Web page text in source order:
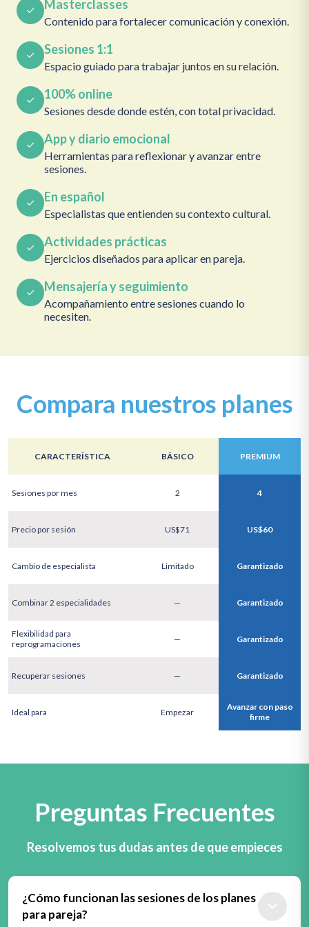
Masterclasses
Contenido para fortalecer comunicación y conexión.
Sesiones 1:1
Espacio guiado para trabajar juntos en su relación.
100% online
Sesiones desde donde estén, con total privacidad.
App y diario emocional
Herramientas para reflexionar y avanzar entre
sesiones.
En español
Especialistas que entienden su contexto cultural.
Actividades prácticas
Ejercicios diseñados para aplicar en pareja.
Mensajería y seguimiento
Acompañamiento entre sesiones cuando lo
necesiten.
Compara nuestros planes
CARACTERÍSTICA BÁSICO PREMIUM
Sesiones por mes 2 4
Precio por sesión US$71 US$60
Cambio de especialista Limitado Garantizado
Combinar 2 especialidades — Garantizado
Flexibilidad para
reprogramaciones
— Garantizado
Recuperar sesiones — Garantizado
Ideal para Empezar
Avanzar con paso
firme
Preguntas Frecuentes
Resolvemos tus dudas antes de que empieces
¿Cómo funcionan las sesiones de los planes
para pareja?